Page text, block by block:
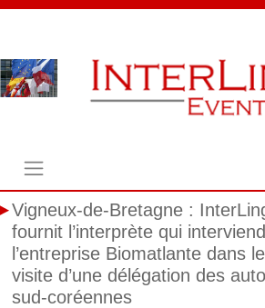
Skip
Vigneux-de-Bretagne :
fournit l’interprète qui
l’entreprise Biomatlante dans
visite d’une délégation des
sud-coréennes